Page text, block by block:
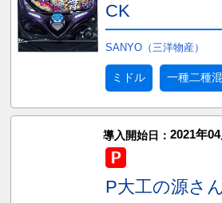
CK
SANYO（三洋物産）
ミドル 一種二種
導入開始日： 2021年
P大工の源さ